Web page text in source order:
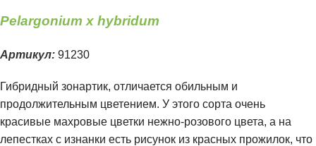
Pelargonium x hybridum
Артикул: 91230
Гибридный зонартик, отличается обильным и
продолжительным цветением. У этого сорта очень
красивые махровые цветки нежно-розового цвета, а на
лепестках с изнанки есть рисунок из красных прожилок, что